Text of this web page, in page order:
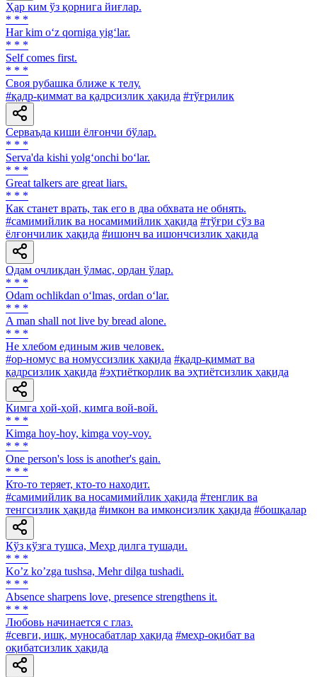
Ҳар ким ўз қорнига йиғлар.
* * *
Har kim o‘z qorniga yig‘lar.
* * *
Self comes first.
* * *
Своя рубашка ближе к телу.
#қадр-қиммат ва қадрсизлик ҳақида #тўғрилик
Серваъда киши ёлғончи бўлар.
* * *
Serva'da kishi yolg‘onchi bo‘lar.
* * *
Great talkers are great liars.
* * *
Как станет врать, так его в два обхвата не обнять.
#самимийлик ва носамимийлик ҳақида #тўғри сўз ва
ёлғончилик ҳақида #ишонч ва ишончсизлик ҳақида
Одам очликдан ўлмас, ордан ўлар.
* * *
Odam ochlikdan o‘lmas, ordan o‘lar.
* * *
A man shall not live by bread alone.
* * *
He хлебом единым жив человек.
#ор-номус ва номуссизлик ҳақида #қадр-қиммат ва
қадрсизлик ҳақида #эҳтиёткорлик ва эҳтиётсизлик ҳақида
Кимга ҳой-ҳой, кимга вой-вой.
* * *
Kimga hoy-hoy, kimga voy-voy.
* * *
One person's loss is another's gain.
* * *
Кто-то теряет, кто-то находит.
#самимийлик ва носамимийлик ҳақида #тенглик ва
тенгсизлик ҳақида #имкон ва имконсизлик ҳақида #бошқалар
Кўз кўзга тушса, Меҳр дилга тушади.
* * *
Koʼz koʼzga tushsa, Mehr dilga tushadi.
* * *
Absence sharpens love, presence strengthens it.
* * *
Любовь начинается с глаз.
#севги, ишқ, муносабатлар ҳақида #меҳр-оқибат ва
оқибатсизлик ҳақида